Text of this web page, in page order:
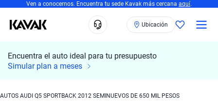
Ven a conocernos. Encuentra tu sede Kavak más cercana aquí.
Ubicación
Encuentra el auto ideal para tu presupuesto
Simular plan a meses
AUTOS AUDI Q5 SPORTBACK 2012 SEMINUEVOS DE 650 MIL PESOS
Busca por marca